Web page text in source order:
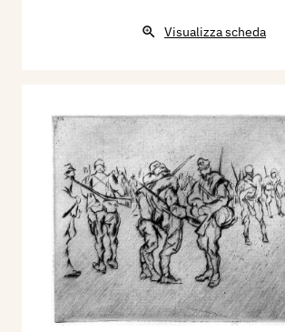
Visualizza scheda